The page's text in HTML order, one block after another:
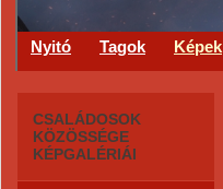
Nyitó Tagok Képek
CSALÁDOSOK
KÖZÖSSÉGE
KÉPGALÉRIÁI